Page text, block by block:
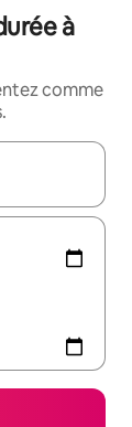
à
comme
vers le